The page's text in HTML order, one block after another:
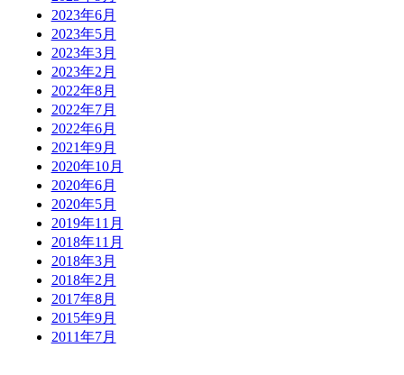
2023年6月
2023年5月
2023年3月
2023年2月
2022年8月
2022年7月
2022年6月
2021年9月
2020年10月
2020年6月
2020年5月
2019年11月
2018年11月
2018年3月
2018年2月
2017年8月
2015年9月
2011年7月